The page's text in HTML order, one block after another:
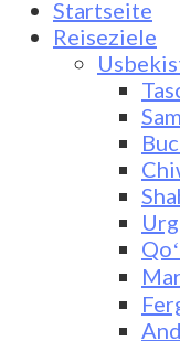
nach:Startseite
Reiseziele